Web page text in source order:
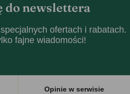
do newslettera
ofertach i rabatach.
fajne wiadomości!
Opinie w serwisie